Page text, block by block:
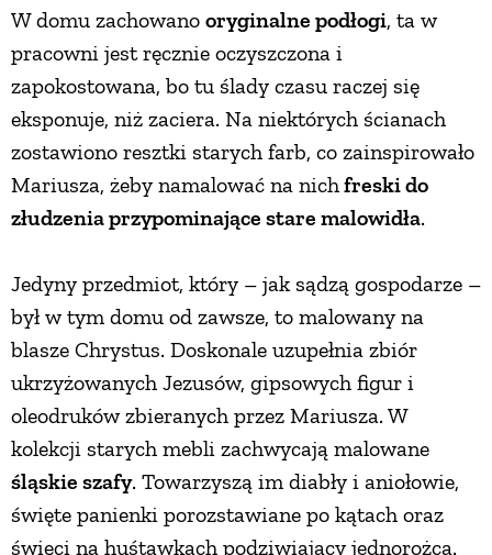
W domu zachowano oryginalne podłogi, ta w
pracowni jest ręcznie oczyszczona i
zapokostowana, bo tu ślady czasu raczej się
eksponuje, niż zaciera. Na niektórych ścianach
zostawiono resztki starych farb, co zainspirowało
Mariusza, żeby namalować na nichfreski do
złudzenia przypominające stare malowidła.
Jedyny przedmiot, który – jak sądzą gospodarze –
był w tym domu od zawsze, to malowany na
blasze Chrystus. Doskonale uzupełnia zbiór
ukrzyżowanych Jezusów, gipsowych figur i
oleodruków zbieranych przez Mariusza. W
kolekcji starych mebli zachwycają malowane
śląskie szafy. Towarzyszą im diabły i aniołowie,
święte panienki porozstawiane po kątach oraz
święci na huśtawkach podziwiający jednorożca.